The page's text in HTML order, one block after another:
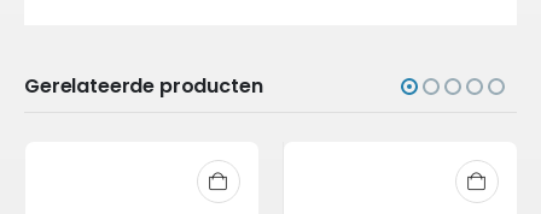
Gerelateerde producten